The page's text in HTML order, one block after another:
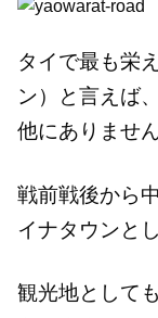
タイで最も栄
ン）と言えば
他にありません
戦前戦後から
イナタウンと
観光地として